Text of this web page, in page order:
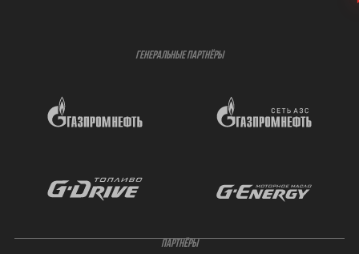
ГЕНЕРАЛЬНЫЕ ПАРТНЁРЫ
ПАРТНЁРЫ